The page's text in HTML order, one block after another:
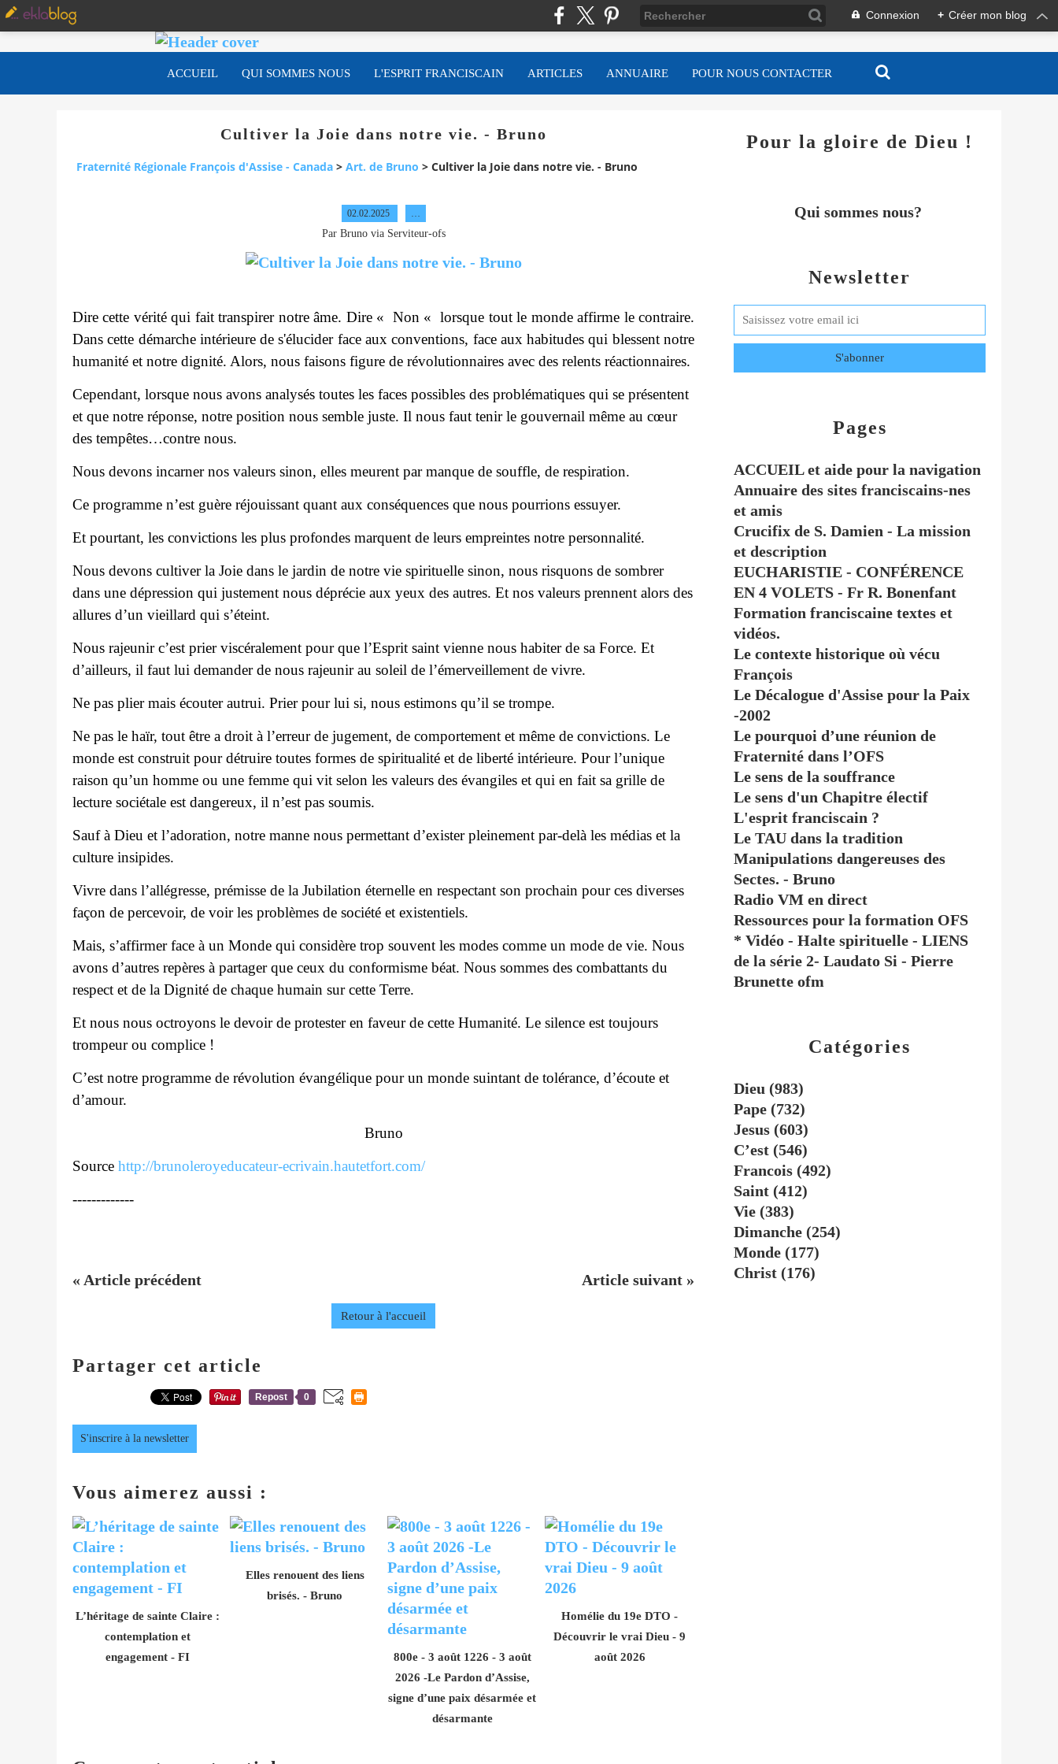
Connexion + Créer mon blog
ACCUEIL QUI SOMMES NOUS L'ESPRIT FRANCISCAIN ARTICLES ANNUAIRE POUR NOUS CONTACTER
Cultiver la Joie dans notre vie. - Bruno
Fraternité Régionale François d'Assise - Canada > Art. de Bruno > Cultiver la Joie dans notre vie. - Bruno
02.02.2025
Par Bruno via Serviteur-ofs
Dire cette vérité qui fait transpirer notre âme. Dire « Non « lorsque tout le monde affirme le contraire.
Dans cette démarche intérieure de s'élucider face aux conventions, face aux habitudes qui blessent notre
humanité et notre dignité. Alors, nous faisons figure de révolutionnaires avec des relents réactionnaires.
Cependant, lorsque nous avons analysés toutes les faces possibles des problématiques qui se présentent
et que notre réponse, notre position nous semble juste. Il nous faut tenir le gouvernail même au cœur
des tempêtes…contre nous.
Nous devons incarner nos valeurs sinon, elles meurent par manque de souffle, de respiration.
Ce programme n’est guère réjouissant quant aux conséquences que nous pourrions essuyer.
Et pourtant, les convictions les plus profondes marquent de leurs empreintes notre personnalité.
Nous devons cultiver la Joie dans le jardin de notre vie spirituelle sinon, nous risquons de sombrer
dans une dépression qui justement nous déprécie aux yeux des autres. Et nos valeurs prennent alors des
allures d’un vieillard qui s’éteint.
Nous rajeunir c’est prier viscéralement pour que l’Esprit saint vienne nous habiter de sa Force. Et
d’ailleurs, il faut lui demander de nous rajeunir au soleil de l’émerveillement de vivre.
Ne pas plier mais écouter autrui. Prier pour lui si, nous estimons qu’il se trompe.
Ne pas le haïr, tout être a droit à l’erreur de jugement, de comportement et même de convictions. Le
monde est construit pour détruire toutes formes de spiritualité et de liberté intérieure. Pour l’unique
raison qu’un homme ou une femme qui vit selon les valeurs des évangiles et qui en fait sa grille de
lecture sociétale est dangereux, il n’est pas soumis.
Sauf à Dieu et l’adoration, notre manne nous permettant d’exister pleinement par-delà les médias et la
culture insipides.
Vivre dans l’allégresse, prémisse de la Jubilation éternelle en respectant son prochain pour ces diverses
façon de percevoir, de voir les problèmes de société et existentiels.
Mais, s’affirmer face à un Monde qui considère trop souvent les modes comme un mode de vie. Nous
avons d’autres repères à partager que ceux du conformisme béat. Nous sommes des combattants du
respect et de la Dignité de chaque humain sur cette Terre.
Et nous nous octroyons le devoir de protester en faveur de cette Humanité. Le silence est toujours
trompeur ou complice !
C’est notre programme de révolution évangélique pour un monde suintant de tolérance, d’écoute et
d’amour.
Bruno
Source http://brunoleroyeducateur-ecrivain.hautetfort.com/
-------------
« Article précédent Article suivant »
Retour à l'accueil
Partager cet article
Repost 0
S'inscrire à la newsletter
Vous aimerez aussi :
L’héritage de sainte Claire :
contemplation et
engagement - FI
Elles renouent des liens
brisés. - Bruno
800e - 3 août 1226 - 3 août
2026 -Le Pardon d’Assise,
signe d’une paix désarmée et
désarmante
Homélie du 19e DTO -
Découvrir le vrai Dieu - 9
août 2026
Newsletter
Catégories
Dieu (983)
Pape (732)
Jesus (603)
C’est (546)
Francois (492)
Saint (412)
Vie (383)
Dimanche (254)
Monde (177)
Christ (176)
Pages
ACCUEIL et aide pour la navigation
Annuaire des sites franciscains-nes
et amis
Crucifix de S. Damien - La mission
et description
EUCHARISTIE - CONFÉRENCE
EN 4 VOLETS - Fr R. Bonenfant
Formation franciscaine textes et
vidéos.
Le contexte historique où vécu
François
Le Décalogue d'Assise pour la Paix
-2002
Le pourquoi d’une réunion de
Fraternité dans l’OFS
Le sens de la souffrance
Le sens d'un Chapitre électif
L'esprit franciscain ?
Le TAU dans la tradition
Manipulations dangereuses des
Sectes. - Bruno
Radio VM en direct
Ressources pour la formation OFS
* Vidéo - Halte spirituelle - LIENS
de la série 2- Laudato Si - Pierre
Brunette ofm
Pour la gloire de Dieu !
Qui sommes nous?